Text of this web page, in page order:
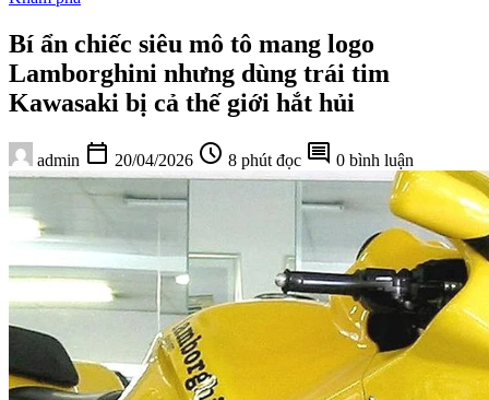
Bí ẩn chiếc siêu mô tô mang logo
Lamborghini nhưng dùng trái tim
Kawasaki bị cả thế giới hắt hủi
admin calendar_today 20/04/2026 schedule 8 phút đọc comment 0 bình luận